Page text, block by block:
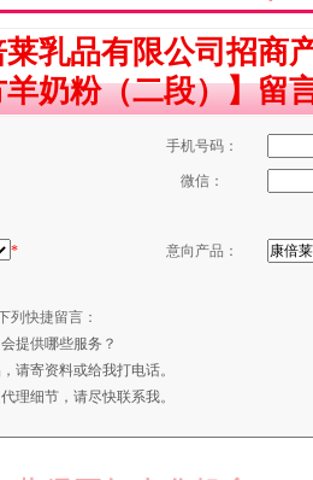
乳品有限公司招商
奶粉（二段）】留
手机号码：
微信：
* 意向产品：
列快捷留言：
提供哪些服务？
请寄资料或给我打电话。
理细节，请尽快联系我。